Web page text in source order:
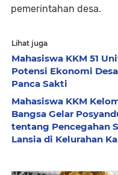
pemerintahan desa.
Lihat juga
Mahasiswa KKM 51
Potensi Ekonomi
Panca Sakti
Mahasiswa KKM
Bangsa Gelar
tentang Pencegahan
Lansia di Kelurahan